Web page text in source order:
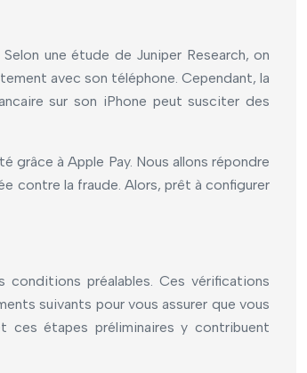
une étude de Juniper Research, on
avec son téléphone. Cependant, la
sur son iPhone peut susciter des
à Apple Pay. Nous allons répondre
contre la fraude. Alors, prêt à configurer
préalables. Ces vérifications
suivants pour vous assurer que vous
étapes préliminaires y contribuent